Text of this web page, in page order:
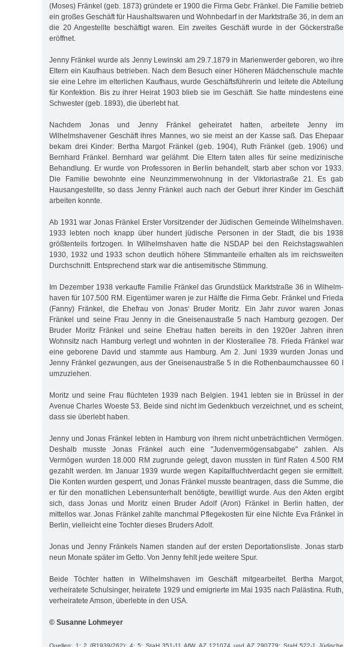
(Moses) Fränkel (geb. 1873) gründete er 1900 die Firma Gebr. Fränkel. Die Familie betrieb
ein großes Geschäft für Haushaltswaren und Wohnbedarf in der Marktstraße 36, in dem an
die 20 Angestellte beschäftigt waren. Ein zweites Geschäft wurde in der Göckerstraße
eröffnet.
Jenny Fränkel wurde als Jenny Lewinski am 29.7.1879 in Marienwerder geboren, wo ihre
Eltern ein Kaufhaus betrieben. Nach dem Besuch einer Höheren Mädchenschule machte
sie eine Lehre im elterlichen Kaufhaus, wurde Geschäftsführerin und leitete die Abteilung
für Konfektion. Bis zu ihrer Heirat 1903 blieb sie im Geschäft. Sie hatte mindestens eine
Schwester (geb. 1893), die überlebt hat.
Nachdem Jonas und Jenny Fränkel geheiratet hatten, arbeitete Jenny im
Wilhelmshavener Geschäft ihres Mannes, wo sie meist an der Kasse saß. Das Ehepaar
bekam drei Kinder: Bertha Margot Fränkel (geb. 1904), Ruth Fränkel (geb. 1906) und
Bernhard Fränkel. Bernhard war gelähmt. Die Eltern taten alles für seine medizinische
Behandlung. Er wurde von Professoren in Berlin behandelt, starb aber schon vor 1933.
Die Familie bewohnte eine Neunzimmerwohnung in der Viktoriastraße 21. Es gab
Hausangestellte, so dass Jenny Fränkel auch nach der Geburt ihrer Kinder im Geschäft
arbeiten konnte.
Ab 1931 war Jonas Fränkel Erster Vorsitzender der Jüdischen Gemeinde Wilhelmshaven.
1933 lebten noch knapp über hundert jüdische Personen in der Stadt, die bis 1938
größtenteils fortzogen. In Wilhelmshaven hatte die NSDAP bei den Reichstagswahlen
1930, 1932 und 1933 schon deutlich höhere Stimmanteile erhalten als im reichsweiten
Durchschnitt. Entsprechend stark war die antisemitische Stimmung.
Im Dezember 1938 verkaufte Familie Fränkel das Grundstück Marktstraße 36 in Wilhelm­
haven für 107.500 RM. Eigentümer waren je zur Hälfte die Firma Gebr. Fränkel und Frieda
(Fanny) Fränkel, die Ehefrau von Jonas‘ Bruder Moritz. Ein Jahr zuvor waren Jonas
Fränkel und seine Frau Jenny in die Gneisenaustraße 5 nach Hamburg gezogen. Der
Bruder Moritz Fränkel und seine Ehefrau hatten bereits in den 1920er Jahren ihren
Wohnsitz nach Hamburg verlegt und wohnten in der Klosterallee 78. Frieda Fränkel war
eine geborene David und stammte aus Hamburg. Am 2. Juni 1939 wurden Jonas und
Jenny Fränkel gezwungen, aus der Gneisenaustraße 5 in die Rothenbaumchaussee 60 I
umzuziehen.
Moritz und seine Frau flüchteten 1939 nach Belgien. 1941 lebten sie in Brüssel in der
Avenue Charles Woeste 53. Beide sind nicht im Gedenkbuch verzeichnet, und es scheint,
dass sie überlebt haben.
Jenny und Jonas Fränkel lebten in Hamburg von ihrem nicht unbeträchtlichen Vermögen.
Deshalb muss­te Jonas Fränkel auch eine "Judenvermögensabgabe" zahlen. Als
Vermögen wurden 18.000 RM zugrunde gelegt, davon mussten in fünf Raten 4.500 RM
gezahlt werden. Im Januar 1939 wurde wegen Kapitalfluchtverdacht gegen sie ermittelt.
Die Konten wurden gesperrt, und Jonas Fränkel musste beantragen, dass die Summe, die
er für den monatlichen Lebensunterhalt benötigte, bewilligt wurde. Aus den Akten ergibt
sich, dass Jonas und Moritz einen Bruder Adolf (Aron) Fränkel in Berlin hatten, der
mittellos war. Jonas Fränkel zahlte manchmal Pflegekosten für eine Nichte Eva Fränkel in
Berlin, vielleicht eine Tochter dieses Bruders Adolf.
Jonas und Jenny Fränkels Namen standen auf der ersten Deportationsliste. Jonas starb
neun Monate später im Getto. Von Jenny fehlt jede weitere Spur.
Beide Töchter hatten in Wilhelmshaven im Geschäft mitgearbeitet. Bertha Margot,
verheiratete Schulsinger, heiratete 1929 und emigrierte im Mai 1935 nach Palästina. Ruth,
verheiratete Amson, überlebte in den USA.
© Susanne Lohmeyer
Quellen: 1; 2 (R1939/262); 4; 5; StaH 351-11 AfW, AZ 121074 und AZ 290779; StaH 522-1 Jüdische